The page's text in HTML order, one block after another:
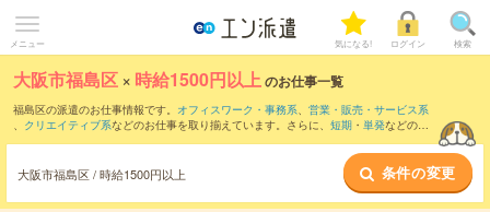
メニュー 気になる! ログイン 検索
大阪市福島区 × 時給1500円以上のお仕事一覧
福島区の派遣のお仕事情報です。 オフィスワーク・事務系、 営業・販売・サービス系
、 クリエイティブ系などのお仕事を取り揃えています。さらに、 短期 ・ 単発などの期
大阪市福島区 / 時給1500円以上 条件の変更